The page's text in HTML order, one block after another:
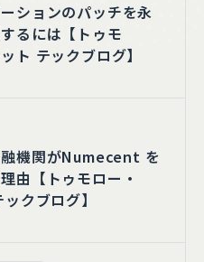
ションのパッチを永
るには【トゥモ
ト テックブログ】
機関がNumecent を
由【トゥモロー・
クブログ】